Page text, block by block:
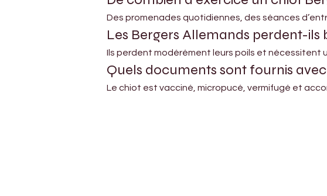
Des promenades quotidiennes, des séances
Les Bergers Allemands perdent-ils
Ils perdent modérément leurs poils et nécessitent
Quels documents sont fournis
Le chiot est vacciné, micropucé, vermifugé et